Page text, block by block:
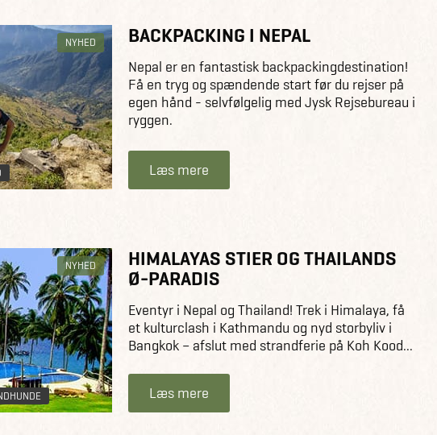
NYHED BACKPACKING I NEPAL
Nepal er en fantastisk backpackingdestination!
Få en tryg og spændende start før du rejser på
egen hånd - selvfølgelig med Jysk Rejsebureau i
ryggen.
Læs mere
NYHED
HIMALAYAS STIER OG THAILANDS
Ø-PARADIS
Eventyr i Nepal og Thailand! Trek i Himalaya, få
et kulturclash i Kathmandu og nyd storbyliv i
Bangkok – afslut med strandferie på Koh Kood...
Læs mere